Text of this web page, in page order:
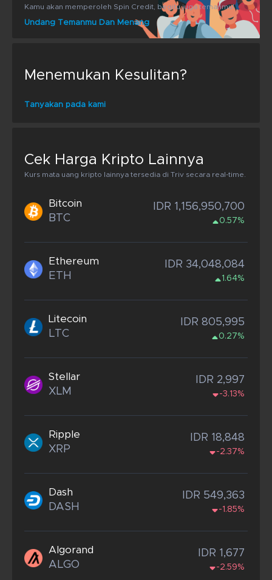
Kamu akan memperoleh Spin Credit, begitu juga temanmu!
Undang Temanmu Dan Menang
Menemukan Kesulitan?
Tanyakan pada kami
Cek Harga Kripto Lainnya
Kurs mata uang kripto lainnya tersedia di Triv secara real-time.
Bitcoin
BTC
IDR 1,156,950,700
0.57%
Ethereum
ETH
IDR 34,048,084
1.64%
Litecoin
LTC
IDR 805,995
0.27%
Stellar
XLM
IDR 2,997
-3.13%
Ripple
XRP
IDR 18,848
-2.37%
Dash
DASH
IDR 549,363
-1.85%
Algorand
ALGO
IDR 1,677
-2.59%